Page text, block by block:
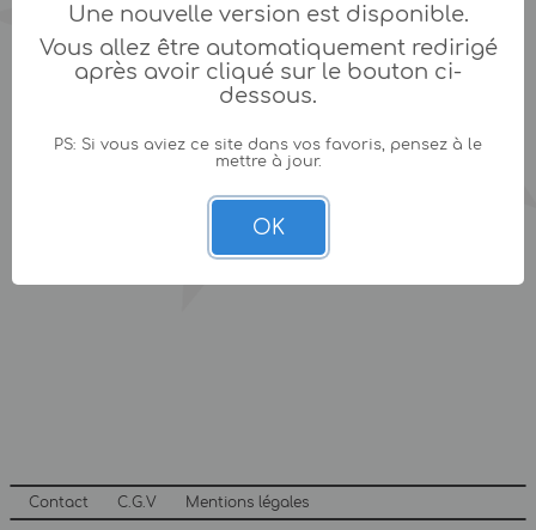
Contact C.G.V Mentions légales
Une nouvelle version est disponible.
Vous allez être automatiquement redirigé
après avoir cliqué sur le bouton ci-
dessous.
PS: Si vous aviez ce site dans vos favoris, pensez à le
mettre à jour.
OK